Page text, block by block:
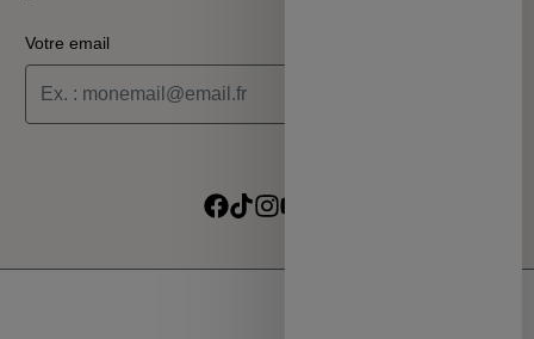
Votre email
Je souhaite recevoir les alertes des ventes découvertes du